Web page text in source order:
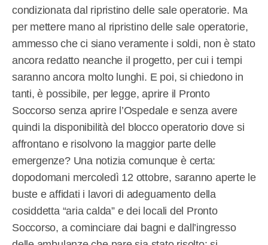
condizionata dal ripristino delle sale operatorie. Ma
per mettere mano al ripristino delle sale operatorie,
ammesso che ci siano veramente i soldi, non è stato
ancora redatto neanche il progetto, per cui i tempi
saranno ancora molto lunghi. E poi, si chiedono in
tanti, è possibile, per legge, aprire il Pronto
Soccorso senza aprire l’Ospedale e senza avere
quindi la disponibilità del blocco operatorio dove si
affrontano e risolvono la maggior parte delle
emergenze? Una notizia comunque è certa:
dopodomani mercoledì 12 ottobre, saranno aperte le
buste e affidati i lavori di adeguamento della
cosiddetta “aria calda” e dei locali del Pronto
Soccorso, a cominciare dai bagni e dall’ingresso